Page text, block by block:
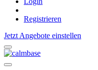
Registrieren
Jetzt Angebote einstellen